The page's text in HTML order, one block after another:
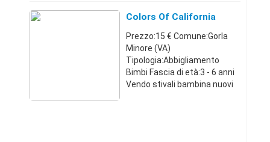
Colors Of California
Prezzo:15 € Comune:Gorla
Minore (VA)
Tipologia:Abbigliamento
Bimbi Fascia di età:3 - 6 anni
Vendo stivali bambina nuovi